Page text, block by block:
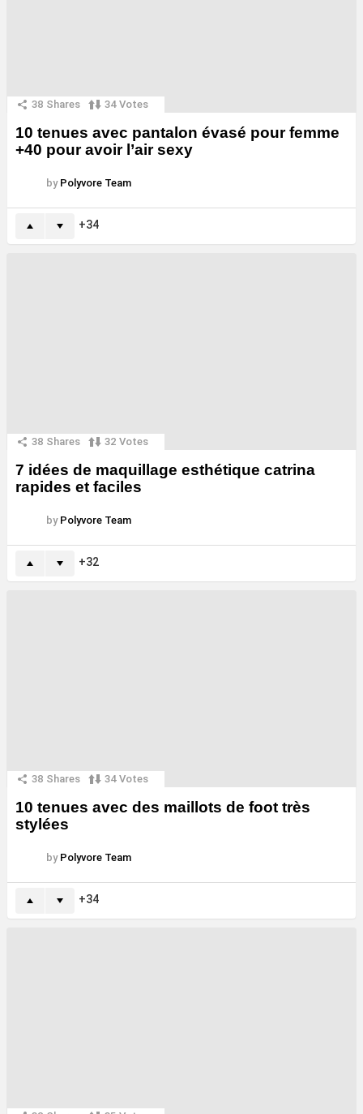
38 Shares 34 Votes
10 tenues avec pantalon évasé pour femme
+40 pour avoir l’air sexy
by Polyvore Team
34
38 Shares 32 Votes
7 idées de maquillage esthétique catrina
rapides et faciles
by Polyvore Team
32
38 Shares 34 Votes
10 tenues avec des maillots de foot très
stylées
by Polyvore Team
34